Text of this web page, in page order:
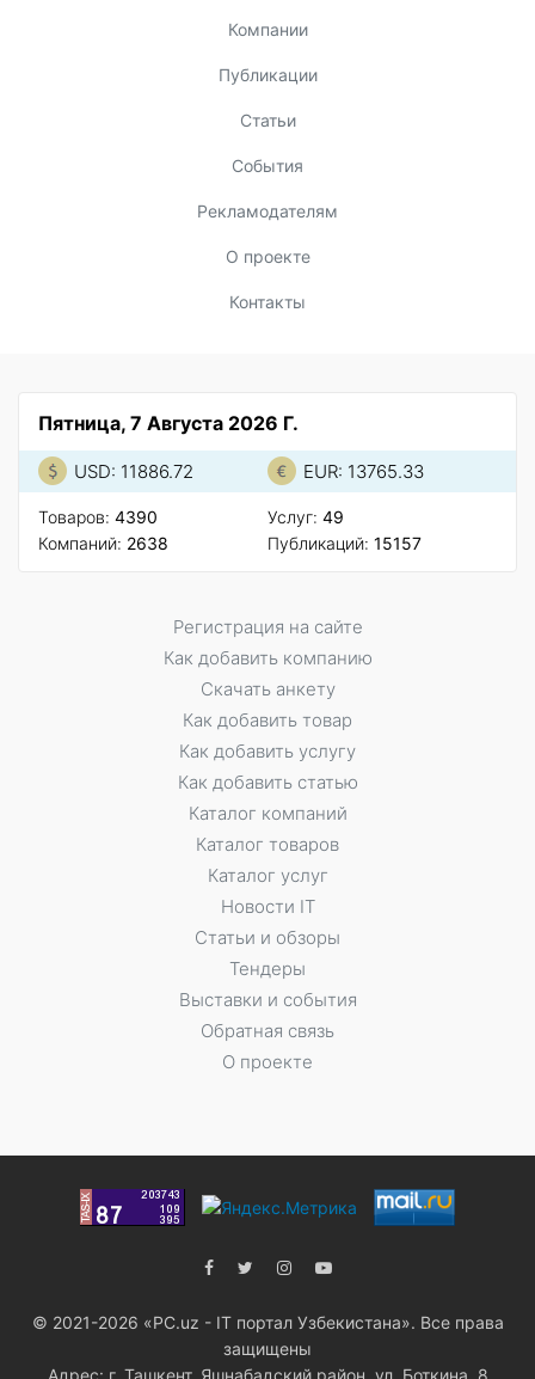
Компании
Публикации
Статьи
События
Рекламодателям
О проекте
Контакты
Пятница, 7 Августа 2026 Г.
USD: 11886.72 EUR: 13765.33
Товаров: 4390
Компаний: 2638
Услуг: 49
Публикаций: 15157
Регистрация на сайте
Как добавить компанию
Скачать анкету
Как добавить товар
Как добавить услугу
Как добавить статью
Каталог компаний
Каталог товаров
Каталог услуг
Новости IT
Статьи и обзоры
Тендеры
Выставки и события
Обратная связь
О проекте
© 2021-2026 «PC.uz - IT портал Узбекистана». Все права
защищены